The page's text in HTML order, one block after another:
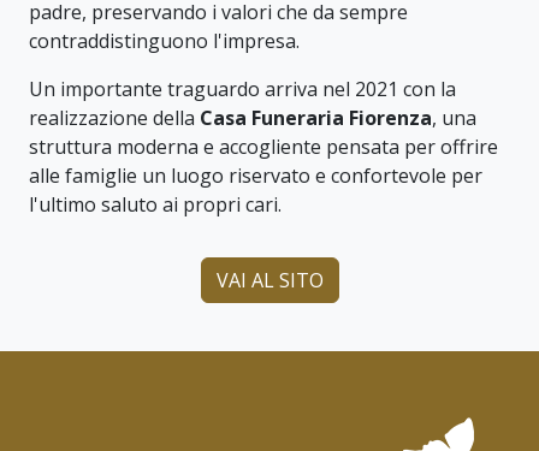
padre, preservando i valori che da sempre
contraddistinguono l'impresa.
Un importante traguardo arriva nel 2021 con la
realizzazione della Casa Funeraria Fiorenza, una
struttura moderna e accogliente pensata per offrire
alle famiglie un luogo riservato e confortevole per
l'ultimo saluto ai propri cari.
VAI AL SITO